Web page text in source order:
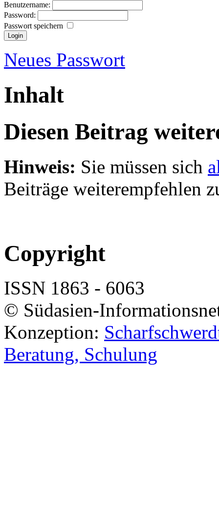
Benutzername:
Password:
Passwort speichern
Neues Passwort
Inhalt
Diesen Beitrag
Hinweis: Sie müssen sich
Beiträge weiterempfehlen
Copyright
ISSN 1863 - 6063
© Südasien-
Konzeption:
Beratung, Schulung